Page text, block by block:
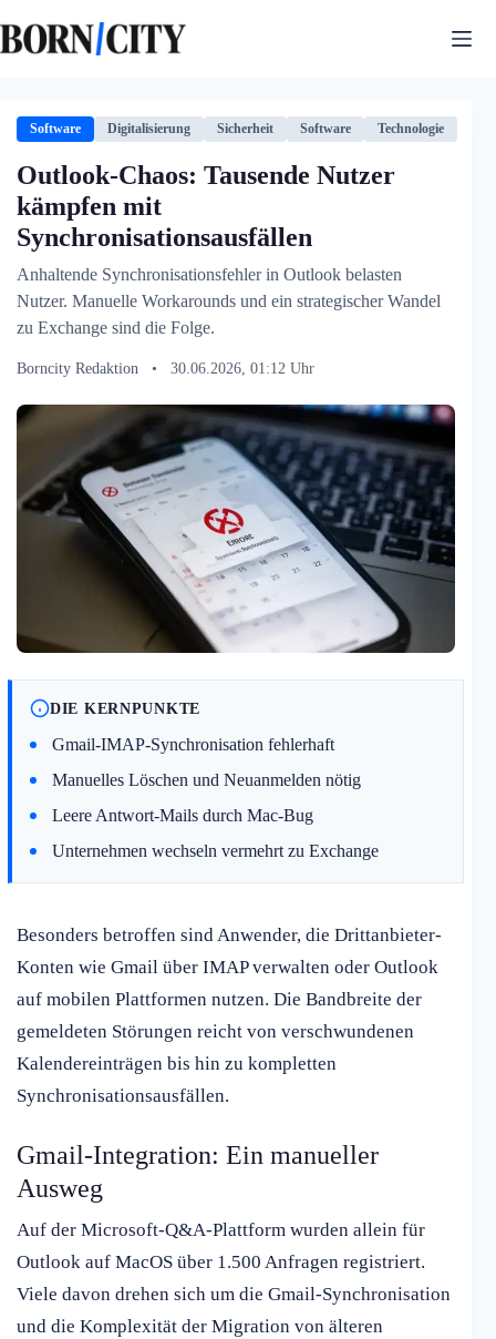
Inhalt
springen
Software Digitalisierung Sicherheit Software Technologie
Outlook-Chaos: Tausende Nutzer
kämpfen mit
Synchronisationsausfällen
Anhaltende Synchronisationsfehler in Outlook belasten
Nutzer. Manuelle Workarounds und ein strategischer Wandel
zu Exchange sind die Folge.
Borncity Redaktion • 30.06.2026, 01:12 Uhr
DIE KERNPUNKTE
Gmail-IMAP-Synchronisation fehlerhaft
Manuelles Löschen und Neuanmelden nötig
Leere Antwort-Mails durch Mac-Bug
Unternehmen wechseln vermehrt zu Exchange
Besonders betroffen sind Anwender, die Drittanbieter-
Konten wie Gmail über IMAP verwalten oder Outlook
auf mobilen Plattformen nutzen. Die Bandbreite der
gemeldeten Störungen reicht von verschwundenen
Kalendereinträgen bis hin zu kompletten
Synchronisationsausfällen.
Gmail-Integration: Ein manueller
Ausweg
Auf der Microsoft-Q&A-Plattform wurden allein für
Outlook auf MacOS über 1.500 Anfragen registriert.
Viele davon drehen sich um die Gmail-Synchronisation
und die Komplexität der Migration von älteren